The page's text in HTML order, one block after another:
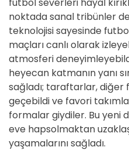
noktada sanal tribünler
teknolojisi sayesinde
maçları canlı olarak
atmosferi
heyecan katmanın yanı
sağladı; taraftarlar,
geçebildi ve favori
formalar giydiler. Bu yeni
eve hapsolmaktan
yaşamalarını sağladı.